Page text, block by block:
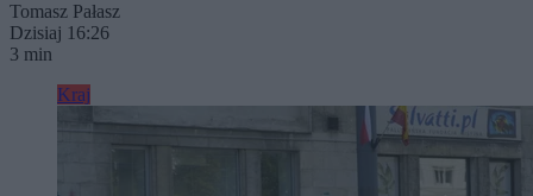
Tomasz Pałasz
Dzisiaj 16:26
3 min
Kraj